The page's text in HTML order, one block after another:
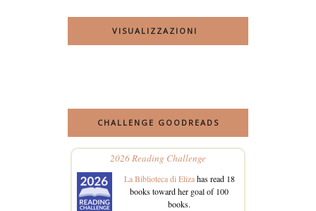
VISUALIZZAZIONI
CHALLENGE GOODREADS
2026 Reading Challenge
La Biblioteca di Elizahas read 18
books toward her goal of 100
books.